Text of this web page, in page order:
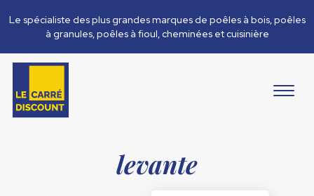
Le spécialiste des plus grandes marques de poêles à bois, poêles
à granules, poêles à fioul, cheminées et cuisinière
levante